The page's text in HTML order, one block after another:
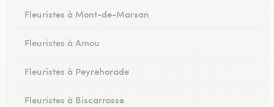
Fleuristes à Mont-de-Marsan
Fleuristes à Amou
Fleuristes à Peyrehorade
Fleuristes à Biscarrosse